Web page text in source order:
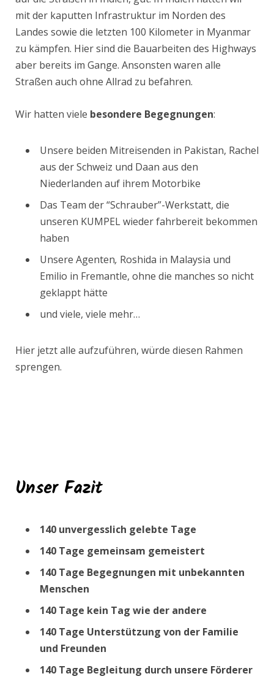
mit der kaputten Infrastruktur im Norden des
Landes sowie die letzten 100 Kilometer in Myanmar
zu kämpfen. Hier sind die Bauarbeiten des Highways
aber bereits im Gange. Ansonsten waren alle
Straßen auch ohne Allrad zu befahren.
Wir hatten viele besondere Begegnungen:
Unsere beiden Mitreisenden in Pakistan, Rachel
aus der Schweiz und Daan aus den
Niederlanden auf ihrem Motorbike
Das Team der “Schrauber”-Werkstatt, die
unseren KUMPEL wieder fahrbereit bekommen
haben
Unsere Agenten, Roshida in Malaysia und
Emilio in Fremantle, ohne die manches so nicht
geklappt hätte
und viele, viele mehr…
Hier jetzt alle aufzuführen, würde diesen Rahmen
sprengen.
Unser Fazit
140 unvergesslich gelebte Tage
140 Tage gemeinsam gemeistert
140 Tage Begegnungen mit unbekannten
Menschen
140 Tage kein Tag wie der andere
140 Tage Unterstützung von der Familie
und Freunden
140 Tage Begleitung durch unsere Förderer